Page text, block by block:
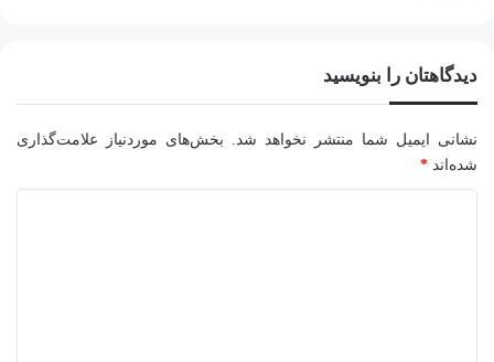
دیدگاهتان را بنویسید
نشانی ایمیل شما منتشر نخواهد شد. بخش‌های موردنیاز علامت‌گذاری
شده‌اند *